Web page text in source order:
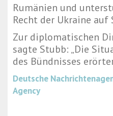
Rumänien und
Recht der Ukraine
Zur diplomatischen
sagte Stubb: „Die
des Bündnisses
Deutsche
Agency